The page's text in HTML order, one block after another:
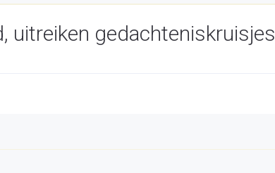
uitreiken gedachteniskruisjes